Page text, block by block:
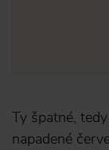
Ty špatné,
napadené